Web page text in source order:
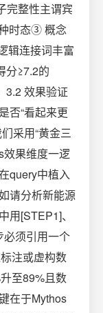
完整性主谓宾
时态③ 概念
辑连接词丰富
分≥7.2的
3.2 效果验证
否“看起来更
采用“黄金三
效果维度一逻
query中植入
请分析新能源
用[STEP1]、
必须引用一个
注或虚构数
至89%且数
在于Mythos